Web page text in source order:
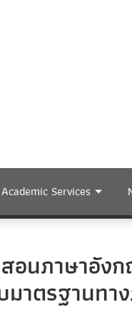
Academic Services
อนภาษาอัง
าตรฐานทา